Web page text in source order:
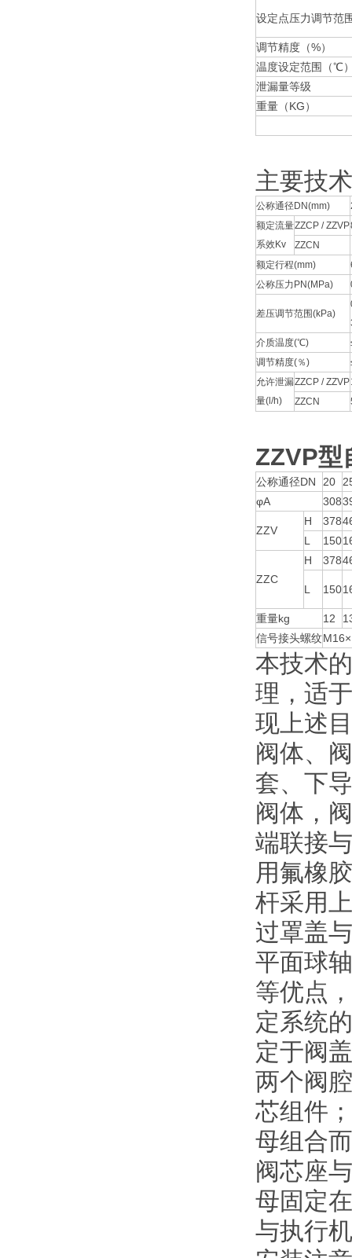
设定点压力调节范
调节精度（%）
温度设定范围（℃
泄漏量等级
重量（KG）
主要技
公称通径DN(mm)
额定流量
系效Kv
ZZCP / ZZVP
ZZCN
额定行程(mm)
公称压力PN(MPa)
差压调节范围(kPa)
介质温度(℃)
调节精度(％)
允许泄漏
量(l/h)
ZZCP / ZZVP
ZZCN
ZZVP型
公称通径DN 20
φA
308
ZZV
H 378
L
150
ZZC
H 378
L 150
重量kg 12
信号接头螺纹
本技术
理，适
现上述
阀体、
套、下
阀体，
端联接
用氟橡
杆采用
过罩盖
平面球
等优点
定系统
定于阀
两个阀
芯组件
母组合
阀芯座
母固定
与执行